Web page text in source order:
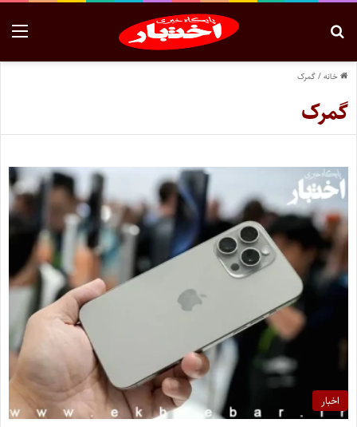
خانه/گمرک
گمرک
اخبار